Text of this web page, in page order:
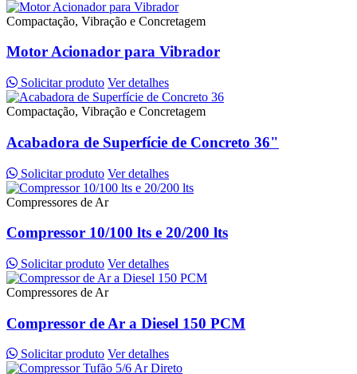
Compactação, Vibração e Concretagem
Motor Acionador para Vibrador
Solicitar produto Ver detalhes
Compactação, Vibração e Concretagem
Acabadora de Superfície de Concreto 36"
Solicitar produto Ver detalhes
Compressores de Ar
Compressor 10/100 lts e 20/200 lts
Solicitar produto Ver detalhes
Compressores de Ar
Compressor de Ar a Diesel 150 PCM
Solicitar produto Ver detalhes